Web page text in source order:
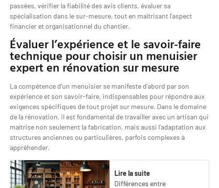
passées, vérifier la fiabilité des avis clients, évaluer sa
spécialisation dans le sur-mesure, tout en maîtrisant l’aspect
financier et organisationnel du chantier.
Évaluer l’expérience et le savoir-faire
technique pour choisir un menuisier
expert en rénovation sur mesure
La compétence d’un menuisier se manifeste d’abord par son
expérience et son savoir-faire, indispensables pour répondre aux
exigences spécifiques de tout projet sur mesure. Dans le domaine
de la rénovation, il est fondamental de travailler avec un artisan qui
maîtrise non seulement la fabrication, mais aussi l’adaptation aux
structures anciennes ou particulières, parfois complexes à
appréhender.
Lire la suite
Différences entre